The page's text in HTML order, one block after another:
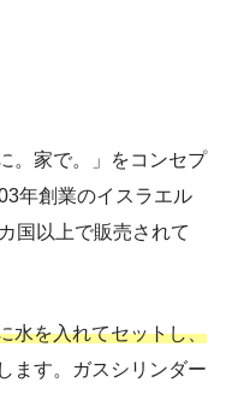
。家で。」をコンセプ
年創業のイスラエル
国以上で販売されて
水を入れてセットし、
します。ガスシリンダー